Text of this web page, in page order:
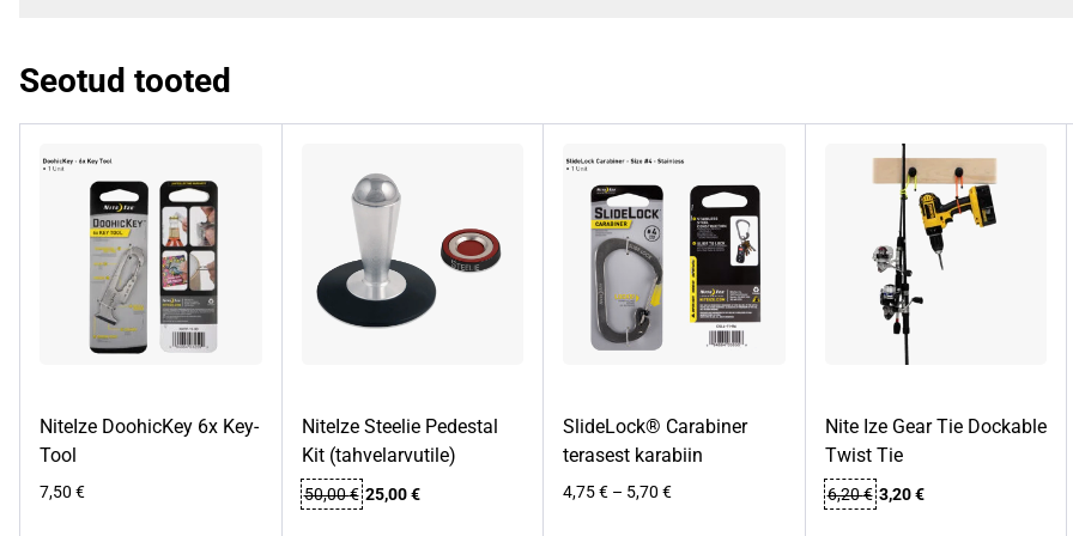
Seotud tooted
NiteIze DoohicKey 6x Key-
Tool
7,50 €
NiteIze Steelie Pedestal
Kit (tahvelarvutile)
50,00€ Algne
25,00€Praegune
SlideLock® Carabiner
terasest karabiin
4,75€ – 5,70 €Hinnavahemik:
Nite Ize Gear Tie Dockable
Twist Tie
6,20€ Algne
3,20€Praegune